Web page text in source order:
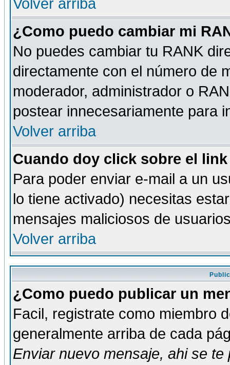
Volver arriba
¿Como puedo cambiar mi
No puedes cambiar tu RANK
directamente con el número de
moderador, administrador o
postear innecesariamente para
Volver arriba
Cuando doy click sobre el
Para poder enviar e-mail a un
lo tiene activado) necesitas
mensajes maliciosos de
Volver arriba
¿Como puedo publicar un
Facil, registrate como miembro
generalmente arriba de cada
Enviar nuevo mensaje, ahi se te